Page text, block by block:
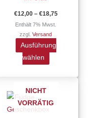
€12,00 – €18,75
Enthält 7% Mwst.
zzgl.Versand
Ausführung
wählen
der
Produktseite
gewählt
werden
NICHT
VORRÄTIG